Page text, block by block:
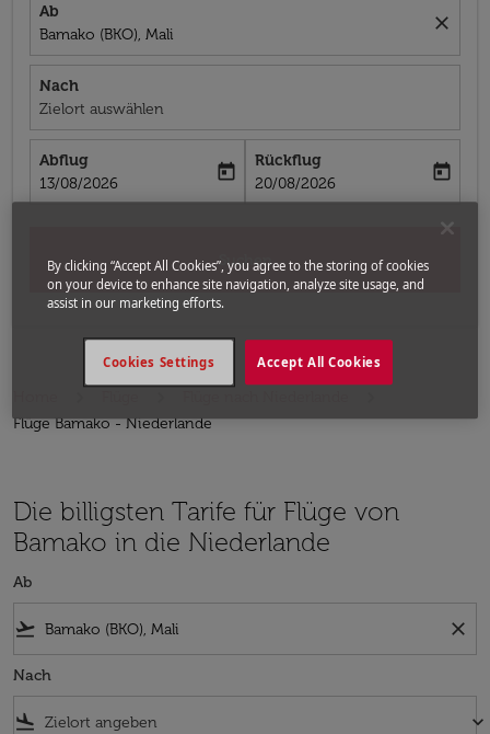
Ab
Bamako (BKO), Mali
close
Nach
Zielort auswählen
Abflug
fc-booking-departure-date-aria-label
13/08/2026
today
Rückflug
fc-booking-return-date-aria-label
20/08/2026
today
Suchen
Flüge Bamako - Niederlande
Die billigsten Tarife für Flüge von
Bamako in die Niederlande
Ab
flight_takeoff close
Nach
flight_land keyboard_arrow_down
By clicking “Accept All Cookies”, you agree to the storing of cookies
on your device to enhance site navigation, analyze site usage, and
assist in our marketing efforts.
Accept All Cookies
Cookies Settings